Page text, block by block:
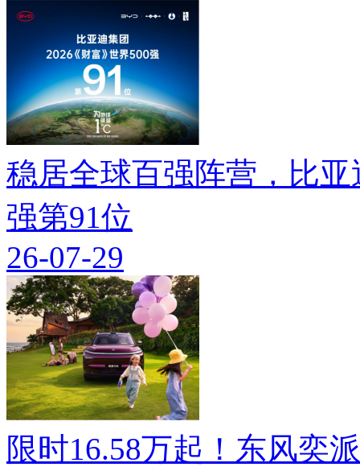
稳居全球百强阵营，比
强第91位
26-07-29
限时16.58万起！东风奕